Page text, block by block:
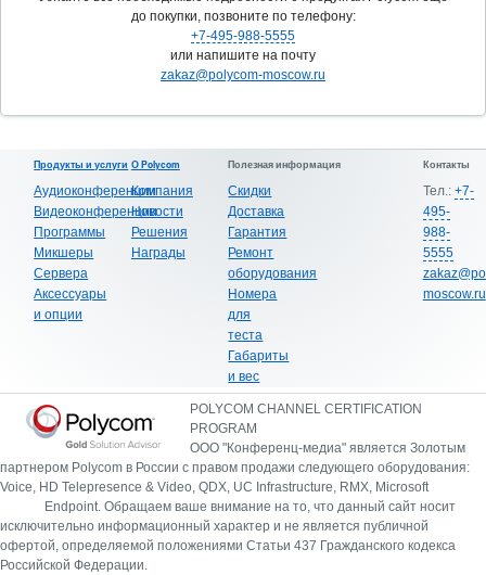
до покупки, позвоните по телефону:
+7-495-988-5555
или напишите на почту
zakaz@polycom-moscow.ru
Продукты и услуги
Аудиоконференции
Видеоконференции
Программы
Микшеры
Сервера
Аксессуары
и опции
О Polycom
Компания
Новости
Решения
Награды
Полезная информация
Скидки
Доставка
Гарантия
Ремонт
оборудования
Номера
для
теста
Габариты
и вес
Контакты
Тел.: +7-
495-
988-
5555
moscow.ru
POLYCOM CHANNEL CERTIFICATION
PROGRAM
ООО "Конференц-медиа" является Золотым
партнером Polycom в России с правом продажи следующего оборудования:
Voice, HD Telepresence & Video, QDX, UC Infrastructure, RMX, Microsoft
Endpoint. Обращаем ваше внимание на то, что данный сайт носит
исключительно информационный характер и не является публичной
офертой, определяемой положениями Статьи 437 Гражданского кодекса
Российской Федерации.